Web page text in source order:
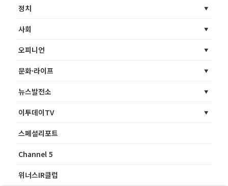
정치
사회
오피니언
문화·라이프
뉴스발전소
이투데이TV
스페셜리포트
Channel 5
위너스IR클럽